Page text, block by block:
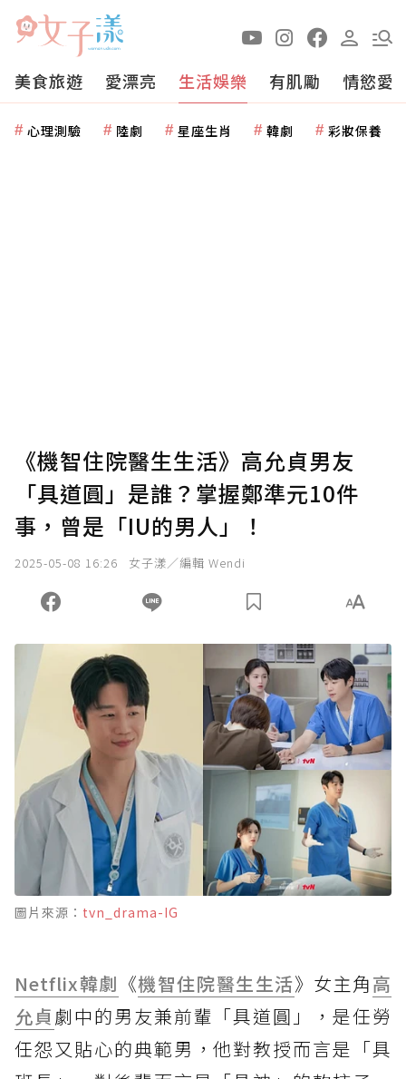
美食旅遊 愛漂亮 生活娛樂 有肌勵 情慾愛
心理測驗 陸劇 星座生肖 韓劇 彩妝保養
《機智住院醫生生活》高允貞男友
「具道圓」是誰？掌握鄭準元10件
事，曾是「IU的男人」！
2025-05-08 16:26 女子漾／編輯 Wendi
圖片來源： tvn_drama-IG
Netflix韓劇 《機智住院醫生生活》女主角高
允貞劇中的男友兼前輩「具道圓」，是任勞
任怨又貼心的典範男，他對教授而言是「具